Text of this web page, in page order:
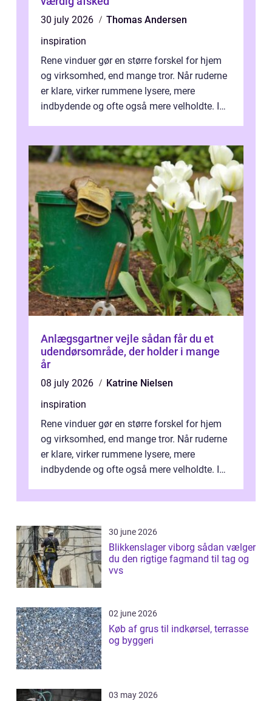
30 july 2026
Thomas Andersen
inspiration
Rene vinduer gør en større forskel for hjem
og virksomhed, end mange tror. Når ruderne
er klare, virker rummene lysere, mere
indbydende og ofte også mere velholdte. I
Anlægsgartner vejle sådan får du et
udendørsområde, der holder i mange
år
08 july 2026
Katrine Nielsen
inspiration
Rene vinduer gør en større forskel for hjem
og virksomhed, end mange tror. Når ruderne
er klare, virker rummene lysere, mere
indbydende og ofte også mere velholdte. I
30 june 2026
Blikkenslager viborg sådan vælger
du den rigtige fagmand til tag og
vvs
02 june 2026
Køb af grus til indkørsel, terrasse
og byggeri
03 may 2026